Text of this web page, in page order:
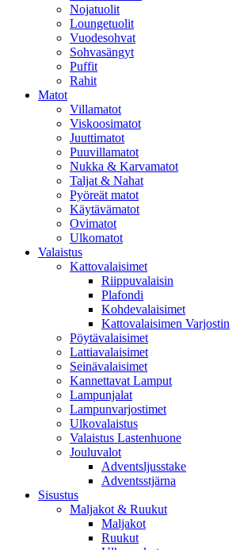
Nojatuolit
Loungetuolit
Vuodesohvat
Sohvasängyt
Puffit
Rahit
Matot
Villamatot
Viskoosimatot
Juuttimatot
Puuvillamatot
Nukka & Karvamatot
Taljat & Nahat
Pyöreät matot
Käytävämatot
Ovimatot
Ulkomatot
Valaistus
Kattovalaisimet
Riippuvalaisin
Plafondi
Kohdevalaisimet
Kattovalaisimen Varjostin
Pöytävalaisimet
Lattiavalaisimet
Seinävalaisimet
Kannettavat Lamput
Lampunjalat
Lampunvarjostimet
Ulkovalaistus
Valaistus Lastenhuone
Jouluvalot
Adventsljusstake
Adventsstjärna
Sisustus
Maljakot & Ruukut
Maljakot
Ruukut